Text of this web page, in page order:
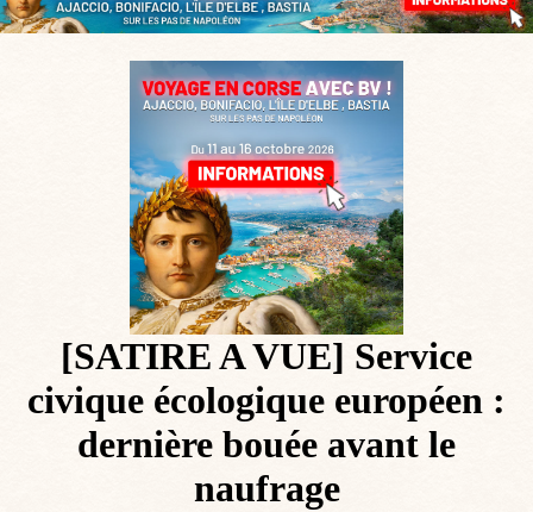
[SATIRE A VUE] Service
civique écologique européen :
dernière bouée avant le
naufrage